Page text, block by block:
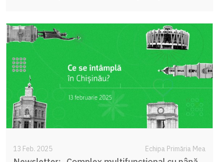
13 Feb. 2025 Echipa Primăria Mea